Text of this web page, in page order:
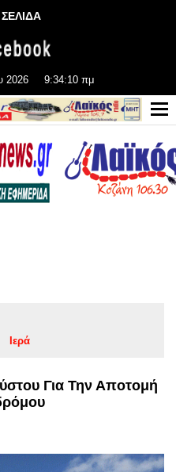
2026 9:34:10 πμ
Ιερά
Για Την Αποτομή